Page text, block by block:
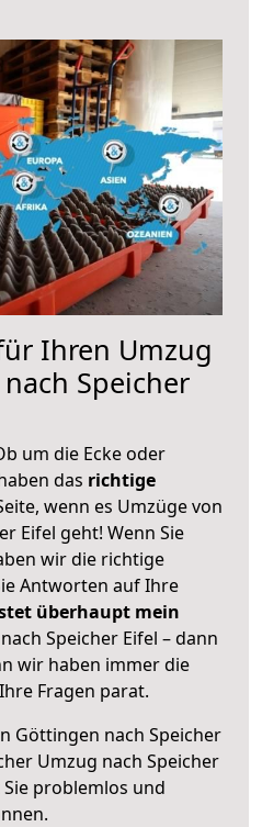
Ihren Umzug
Speicher
um die Ecke oder
das richtige
wenn es Umzüge von
Eifel geht! Wenn Sie
wir die richtige
Antworten auf Ihre
überhaupt mein
Speicher Eifel – dann
wir haben immer die
Fragen parat.
Göttingen nach Speicher
Umzug nach Speicher
problemlos und